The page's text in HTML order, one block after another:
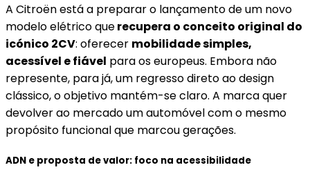
A Citroën está a preparar o lançamento de um novo
modelo elétrico querecupera o conceito original do
icónico 2CV: oferecer mobilidade simples,
acessível e fiável para os europeus. Embora não
represente, para já, um regresso direto ao design
clássico, o objetivo mantém-se claro. A marca quer
devolver ao mercado um automóvel com o mesmo
propósito funcional que marcou gerações.
ADN e proposta de valor: foco na acessibilidade